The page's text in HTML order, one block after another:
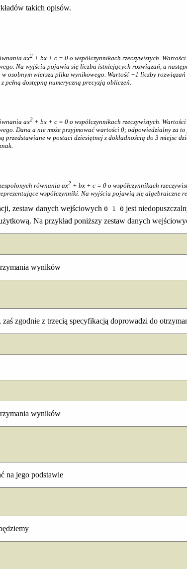
takich opisów.
ax2 + bx+ c= 0 o współczynnikach rzeczywistych.
Na wyjściu pojawia się liczba istniejących rozwiązań, a
osobnym wierszu pliku wynikowego. Wartość −1 liczby rozwiązań
pełną dostępną numeryczną precyzją obliczeń.
ax2 + bx+ c= 0 o współczynnikach rzeczywistych.
Dana a nie może przyjmować wartości 0; odpowiedzialny za
w postaci dziesiętnej z dokładnością do 3 miejsc
równania ax2 + bx+ c= 0 o współczynnikach
współczynniki. Na wyjściu pojawią się algebraiczne
zestaw danych wejściowych 0 1 0 jest
Na przykład poniższy zestaw danych
wyników
zgodnie z trzecią specyfikacją doprowadzi do
wyników
na jego podstawie